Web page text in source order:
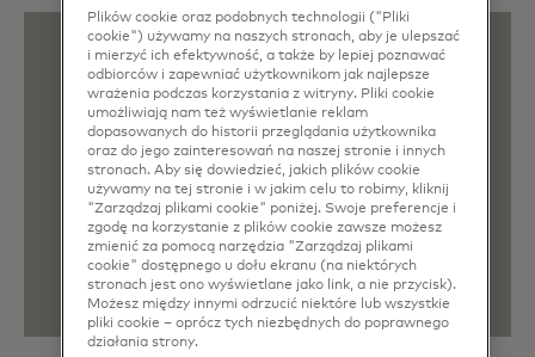
Plików cookie oraz podobnych technologii ("Pliki
cookie") używamy na naszych stronach, aby je ulepszać
i mierzyć ich efektywność, a także by lepiej poznawać
odbiorców i zapewniać użytkownikom jak najlepsze
wrażenia podczas korzystania z witryny. Pliki cookie
umożliwiają nam też wyświetlanie reklam
dopasowanych do historii przeglądania użytkownika
oraz do jego zainteresowań na naszej stronie i innych
stronach. Aby się dowiedzieć, jakich plików cookie
używamy na tej stronie i w jakim celu to robimy, kliknij
"Zarządzaj plikami cookie" poniżej. Swoje preferencje i
zgodę na korzystanie z plików cookie zawsze możesz
zmienić za pomocą narzędzia "Zarządzaj plikami
cookie" dostępnego u dołu ekranu (na niektórych
stronach jest ono wyświetlane jako link, a nie przycisk).
Możesz między innymi odrzucić niektóre lub wszystkie
pliki cookie – oprócz tych niezbędnych do poprawnego
działania strony.